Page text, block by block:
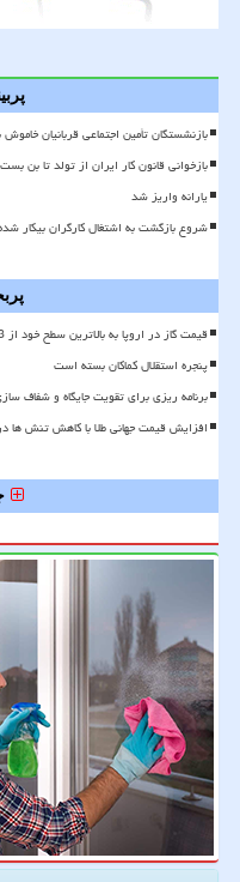
بازنشستگان تأمین اجتماعی قربانیان
بازخوانی قانون کار ایران از تولد تا بن بست
یارانه واریز شد
شروع بازگشت به اشتغال کارگران بیکار
قیمت گاز در اروپا به بالاترین سطح خود از 2023 رسید
پنجره استقلال کماکان بسته است
برنامه ریزی برای تقویت جایگاه و شفاف
افزایش قیمت جهانی طلا با کاهش تنش ها در